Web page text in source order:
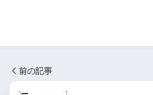
前の記事